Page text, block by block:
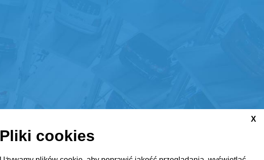
X
Pliki cookies